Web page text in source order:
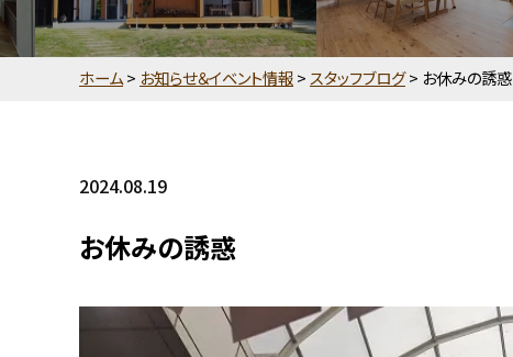
ホーム> お知らせ＆イベント情報>スタッフブログ> お休みの誘惑
2024.08.19
お休みの誘惑